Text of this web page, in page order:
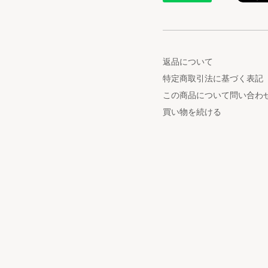
返品について
特定商取引法に基づく表記
この商品について問い合わ
買い物を続ける